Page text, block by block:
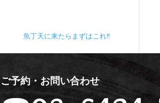
魚丁天に来たらまずはこれ‼️
ご予約・お問い合わせ